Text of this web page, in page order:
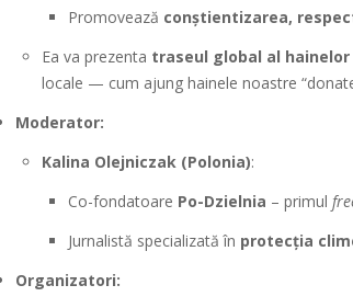
Promovează conștientizarea,
Ea va prezenta traseul global al hainelor
locale — cum ajung hainele noastre
Moderator:
Kalina Olejniczak (Polonia):
Co-fondatoare Po-Dzielnia – primul
Jurnalistă specializată în protecția
Organizatori: